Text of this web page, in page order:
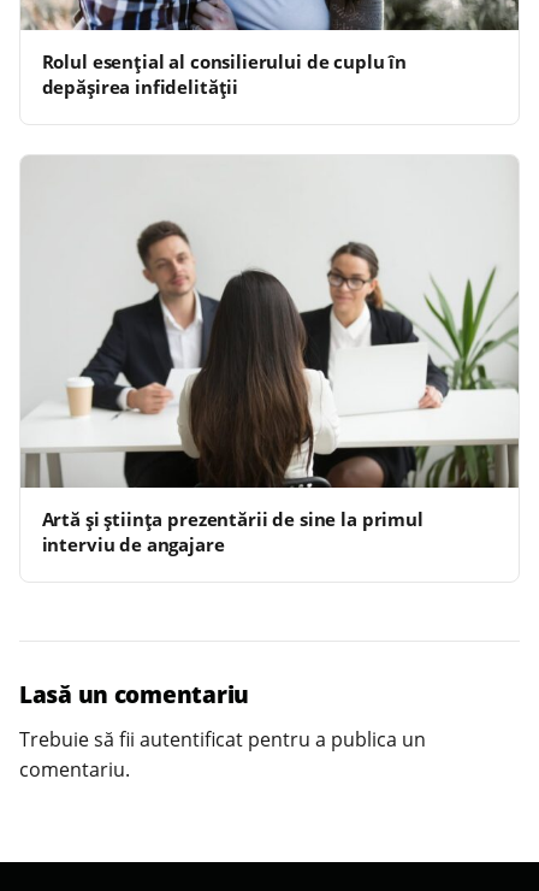
Rolul esențial al consilierului de cuplu în
depășirea infidelității
Artă și știința prezentării de sine la primul
interviu de angajare
Lasă un comentariu
Trebuie să fii autentificat pentru a publica un
comentariu.